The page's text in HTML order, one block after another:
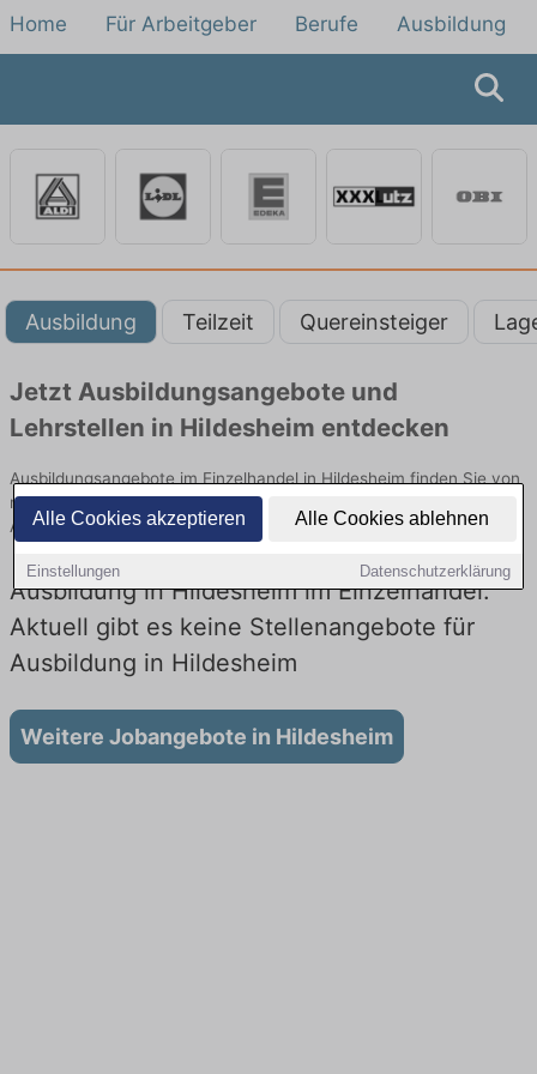
Alle Cookies akzeptieren Alle Cookies ablehnen
Einstellungen Datenschutzerklärung
Home Für Arbeitgeber Berufe Ausbildung
Ausbildung Teilzeit Quereinsteiger
Jetzt Ausbildungsangebote und
Lehrstellen in Hildesheim entdecken
Ausbildungsangebote im Einzelhandel in Hildesheim finden Sie von
namhaften Firmen. Entdecken Sie freie Optionen von Top-
Arbeitgebern und bewerben Sie sich noch heute.
Ausbildung in Hildesheim im Einzelhandel:
Aktuell gibt es keine Stellenangebote für
Ausbildung in Hildesheim
Weitere Jobangebote in Hildesheim